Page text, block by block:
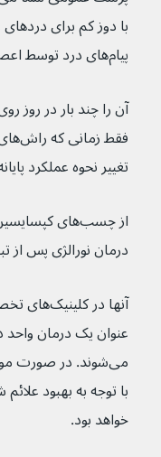
پیام‌های درد توسط اعصاب به مغز جلوگیری کند.
آن را چند بار در روز
فقط
تغییر نحوه عملکرد پایانه‌های عصبی کار
درمان نورالژی پس از
آنها در
عنوان یک درمان واحد
با توجه به بهبود
خواهد بود.